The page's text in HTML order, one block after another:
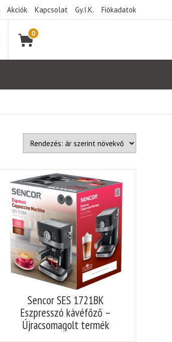
Akciók Kapcsolat Gy.I.K. Fiókadatok
0
Sencor SES 1721BK
Eszpresszó kávéfőző –
Újracsomagolt termék